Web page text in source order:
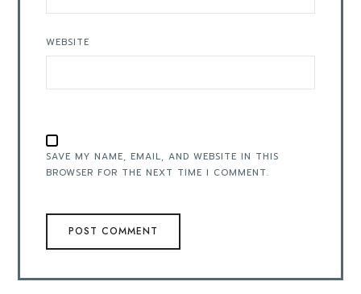
WEBSITE
SAVE MY NAME, EMAIL, AND WEBSITE IN THIS
BROWSER FOR THE NEXT TIME I COMMENT.